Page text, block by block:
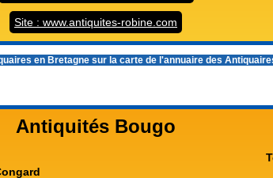
Site : www.antiquites-robine.com
en Bretagne sur la carte de l'annuaire des
Antiquités Bougo